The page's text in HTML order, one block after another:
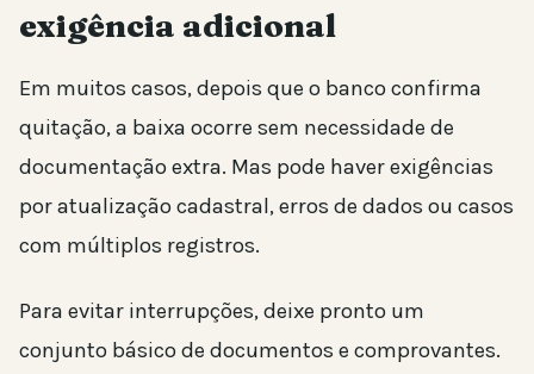
exigência adicional
Em muitos casos, depois que o banco confirma
quitação, a baixa ocorre sem necessidade de
documentação extra. Mas pode haver exigências
por atualização cadastral, erros de dados ou casos
com múltiplos registros.
Para evitar interrupções, deixe pronto um
conjunto básico de documentos e comprovantes.